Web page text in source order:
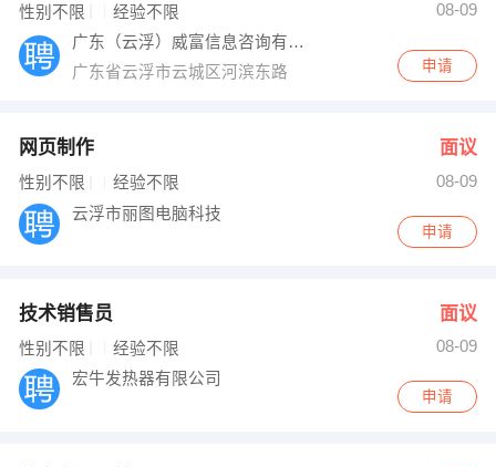
性别不限 经验不限
08-09
广东（云浮）威富信息咨询有限公司
广东省云浮市云城区河滨东路
申请
网页制作 面议
性别不限 经验不限
08-09
云浮市丽图电脑科技
申请
技术销售员 面议
性别不限 经验不限
08-09
宏牛发热器有限公司
申请